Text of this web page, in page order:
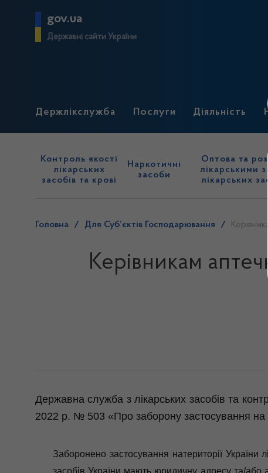
gov.ua
Державні сайти України
Держлікслужба Послуги Діяльність
Контроль якості
лікарських
засобів та крові
Наркотичні
засоби
Оптова та
лікарськими
лікарських
Головна / Для Суб’єктів Господарювання /
Керівникам
Державна служба з лікарських засобів та
2022 р. № 503 «Про заборону застосування на
Заборонено застосування натериторії України
засобів України мають юридичну адресу та/або